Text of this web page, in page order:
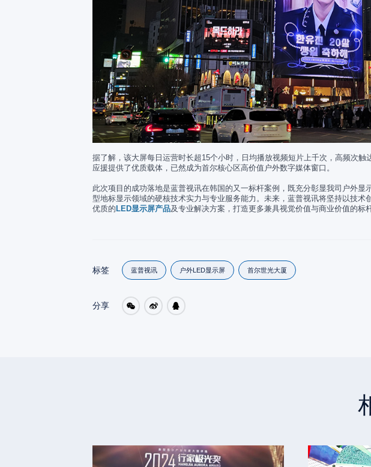
据了解，该大屏每日运营时长超15个小时，日均播放视频短片上千次，高频次
应援提供了优质载体，已然成为首尔核心区高价值户外数字媒体窗口。
此次项目的成功落地是蓝普视讯在韩国的又一标杆案例，既充分彰显我司户外显
型地标显示领域的硬核技术实力与专业服务能力。未来，蓝普视讯将坚持以技术
优质的 LED显示屏产品及专业解决方案，打造更多兼具视觉价值与商业价值的标杆
标签 蓝普视讯 户外LED显示屏 首尔世光大厦
分享